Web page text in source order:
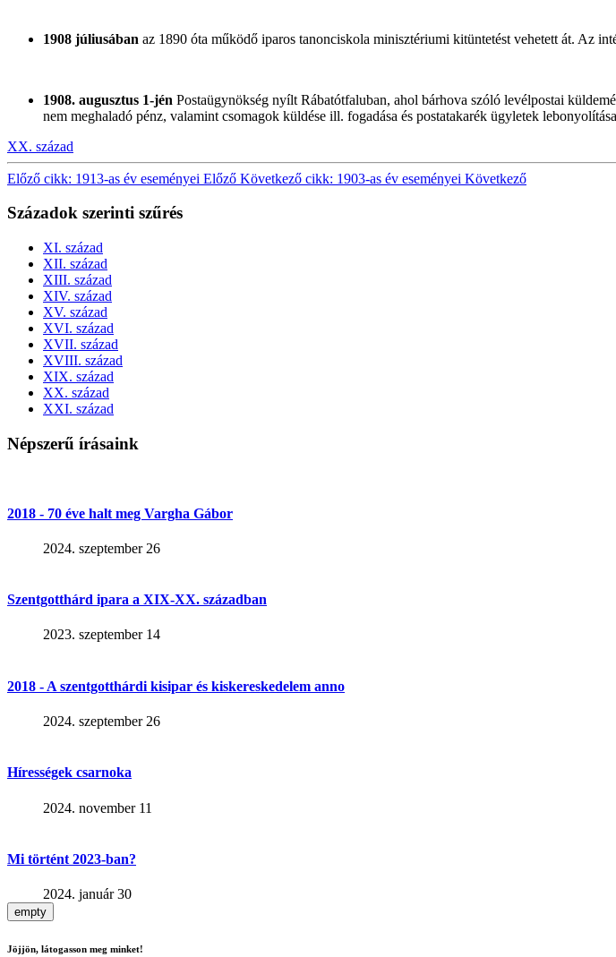
1908 júliusában az 1890 óta működő iparos tanonciskola minisztériumi kitüntetést vehetett át. Az
1908. augusztus 1-jén Postaügynökség nyílt Rábatótfaluban, ahol bárhova szóló levélpostai
nem meghaladó pénz, valamint csomagok küldése ill. fogadása és postatakarék ügyletek
XX. század
Előző cikk: 1913-as év eseményei Előző Következő cikk: 1903-as év eseményei Következő
Századok szerinti szűrés
XI. század
XII. század
XIII. század
XIV. század
XV. század
XVI. század
XVII. század
XVIII. század
XIX. század
XX. század
XXI. század
Népszerű írásaink
2018 - 70 éve halt meg Vargha Gábor
2024. szeptember 26
Szentgotthárd ipara a XIX-XX. században
2023. szeptember 14
2018 - A szentgotthárdi kisipar és kiskereskedelem anno
2024. szeptember 26
Hírességek csarnoka
2024. november 11
Mi történt 2023-ban?
2024. január 30
empty
Jöjjön, látogasson meg minket!